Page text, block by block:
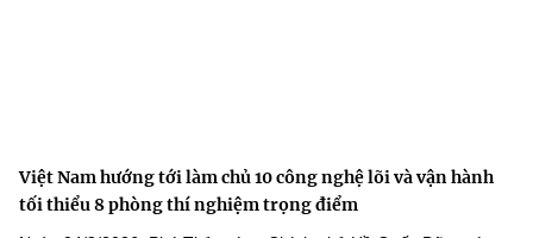
Việt Nam hướng tới làm chủ 10 công nghệ lõi và vận hành
tối thiểu 8 phòng thí nghiệm trọng điểm